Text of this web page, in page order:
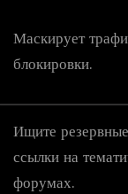
Маскирует
блокировки.
Ищите
ссылки на
форумах.